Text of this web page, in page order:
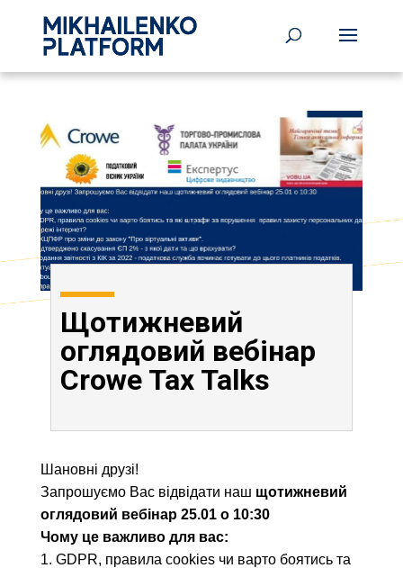
Щотижневий
оглядовий вебінар
Crowe Tax Talks
Шановні друзі!
Запрошуємо Вас відвідати наш щотижневий
оглядовий вебінар 25.01 о 10:30
Чому це важливо для вас:
1. GDPR, правила cookies чи варто боятись та